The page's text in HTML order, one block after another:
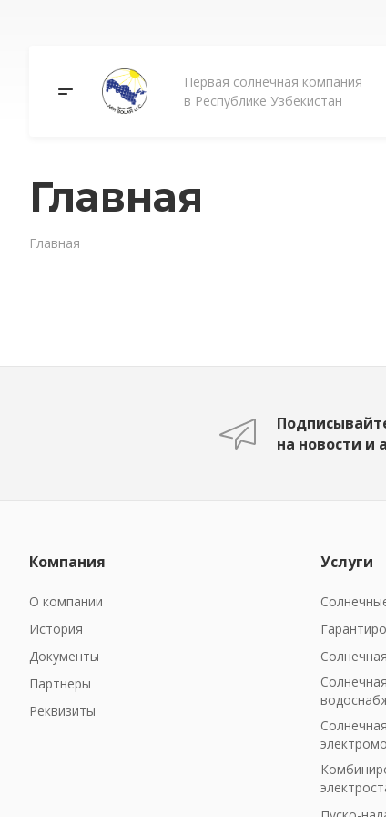
Первая солнечная компания
в Республике Узбекистан
Главная
Главная
на новости и
Компания
О компании
История
Документы
Партнеры
Реквизиты
Услуги